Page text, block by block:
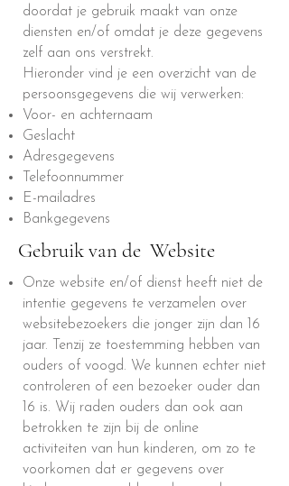
doordat je gebruik maakt van onze
diensten en/of omdat je deze gegevens
zelf aan ons verstrekt.
Hieronder vind je een overzicht van de
persoonsgegevens die wij verwerken:
Voor- en achternaam
Geslacht
Adresgegevens
Telefoonnummer
E-mailadres
Bankgegevens
Gebruik van de Website
Onze website en/of dienst heeft niet de
intentie gegevens te verzamelen over
websitebezoekers die jonger zijn dan 16
jaar. Tenzij ze toestemming hebben van
ouders of voogd. We kunnen echter niet
controleren of een bezoeker ouder dan
16 is. Wij raden ouders dan ook aan
betrokken te zijn bij de online
activiteiten van hun kinderen, om zo te
voorkomen dat er gegevens over